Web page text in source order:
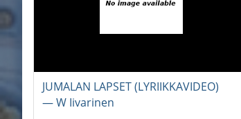
JUMALAN LAPSET (LYRIIKKAVIDEO)
― W Iivarinen